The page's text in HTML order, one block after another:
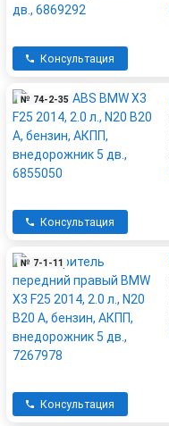
Консультация
№ 74-2-35
Консультация
№ 7-1-11
Консультация